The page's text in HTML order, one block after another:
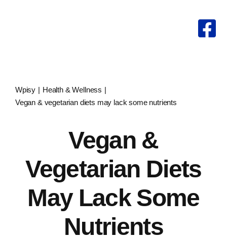
Wpisy
Health & Wellness
Vegan & vegetarian diets may lack some nutrients
Vegan &
Vegetarian Diets
May Lack Some
Nutrients